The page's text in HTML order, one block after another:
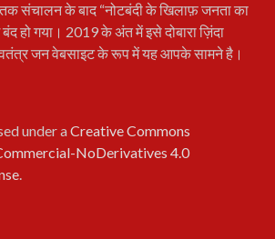
संचालन के बाद “नोटबंदी के खिलाफ़ जनता का
हो गया। 2019 के अंत में इसे दोबारा ज़िंदा
जन वेबसाइट के रूप में यह आपके सामने है।
under aCreative Commons
NoDerivatives 4.0
.